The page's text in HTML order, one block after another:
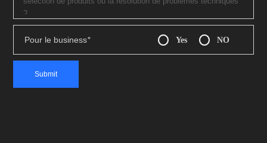
Pour le business* Yes NO